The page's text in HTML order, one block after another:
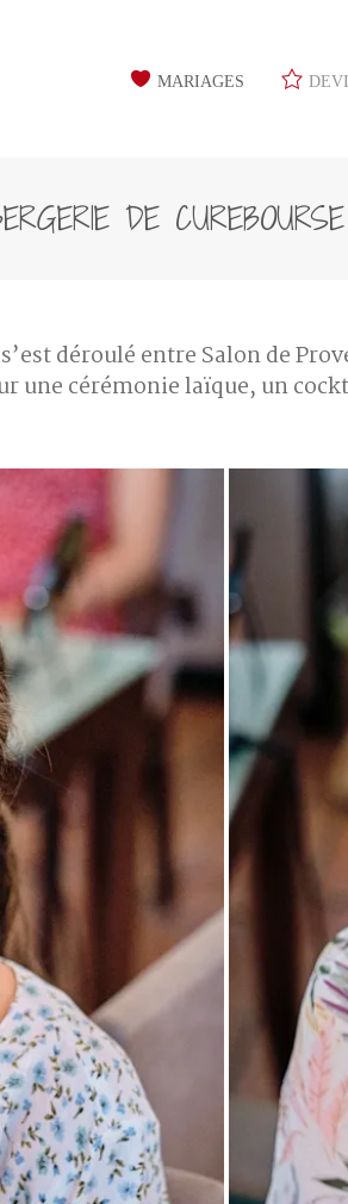
MARIAGES
DE CUREBOURSE
déroulé entre Salon de
une cérémonie laïque, un